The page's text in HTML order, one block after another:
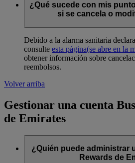
¿Qué sucede con mis
si se cancela o
Debido a la alarma sanitaria
consulte esta página(se abre en la
obtener información sobre
reembolsos.
Volver arriba
Gestionar una cuenta
de Emirates
¿Quién puede administrar
Rewards de